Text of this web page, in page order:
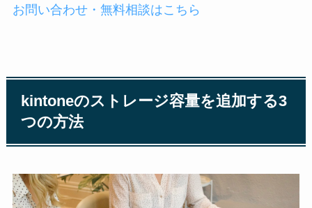
お問い合わせ・無料相談はこちら
kintoneのストレージ容量を追加する3
つの方法